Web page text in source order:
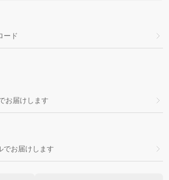
ード
お届けします
でお届けします